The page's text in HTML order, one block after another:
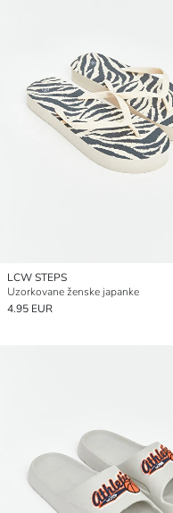
LCW STEPS
Uzorkovane ženske japanke
4.95 EUR